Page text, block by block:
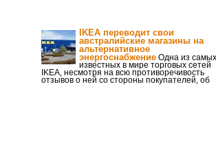
IKEA переводит свои
австралийские магазины на
альтернативное
энергоснабжение Одна из самых
известных в мире торговых сетей
IKEA, несмотря на всю противоречивость
отзывов о ней со стороны покупателей, об